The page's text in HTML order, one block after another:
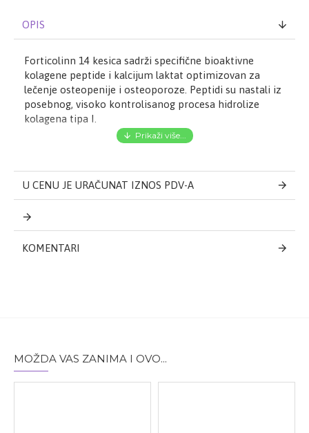
OPIS
Forticolinn 14 kesica sadrži specifične bioaktivne
kolagene peptide i kalcijum laktat optimizovan za
lečenje osteopenije i osteoporoze. Peptidi su nastali iz
posebnog, visoko kontrolisanog procesa hidrolize
kolagena tipa I.
kao dodatak u tretmanu osteoporoze
osobama sa osteopenijom
osobama koje žele da očuvaju funkciju svojih
Sastav
U CENU JE URAČUNAT IZNOS PDV-A
KOMENTARI
MOŽDA VAS ZANIMA I OVO...